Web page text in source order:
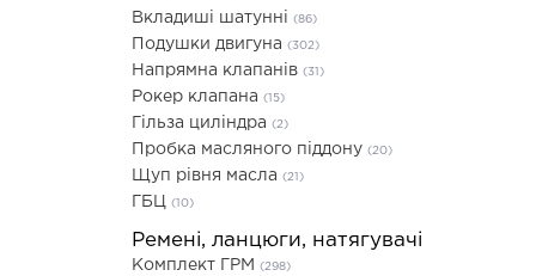
Вкладиші шатунні (86)
Подушки двигуна (302)
Напрямна клапанів (31)
Рокер клапана (15)
Гільза циліндра (2)
Пробка масляного піддону (20)
Щуп рівня масла (21)
ГБЦ (10)
Ремені, ланцюги, натягувачі
Комплект ГРМ (298)